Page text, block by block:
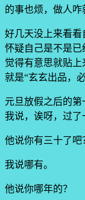
的事也烦，做人咋
好几天没上来看看
怀疑自己是不是已
觉得有意思就贴
就是“玄玄出品，
元旦放假之后的第
我说，诶呀，过了
他说你有三十了吧
我说哪有。
他说你哪年的？